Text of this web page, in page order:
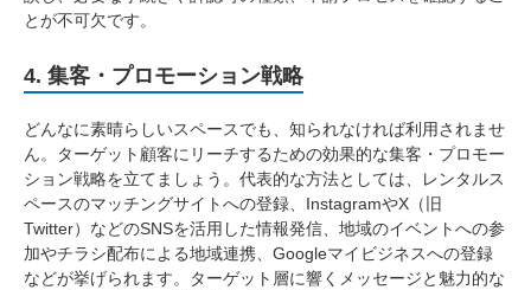
とが不可欠です。
4. 集客・プロモーション戦略
どんなに素晴らしいスペースでも、知られなければ利用されませ
ん。ターゲット顧客にリーチするための効果的な集客・プロモー
ション戦略を立てましょう。代表的な方法としては、レンタルス
ペースのマッチングサイトへの登録、InstagramやX（旧
Twitter）などのSNSを活用した情報発信、地域のイベントへの参
加やチラシ配布による地域連携、Googleマイビジネスへの登録
などが挙げられます。ターゲット層に響くメッセージと魅力的な